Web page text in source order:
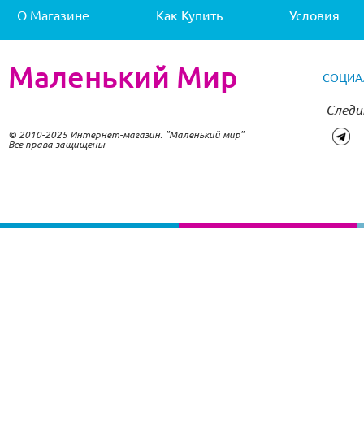
О Магазине Как Купить Условия
Маленький Мир
© 2010-2025 Интернет-магазин. "Маленький мир"
Все права защищены